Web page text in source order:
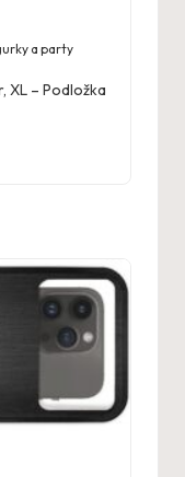
a party
XL – Podložka